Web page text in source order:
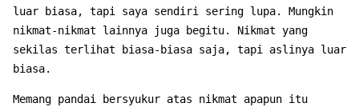
luar biasa, tapi saya sendiri sering lupa. Mungkin
nikmat-nikmat lainnya juga begitu. Nikmat yang
sekilas terlihat biasa-biasa saja, tapi aslinya luar
biasa.
Memang pandai bersyukur atas nikmat apapun itu